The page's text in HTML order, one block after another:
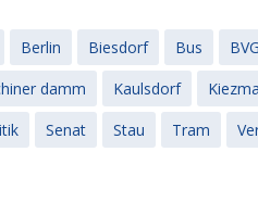
Berlin Biesdorf Bus BVG
damm
Kaulsdorf
Senat Stau Tram